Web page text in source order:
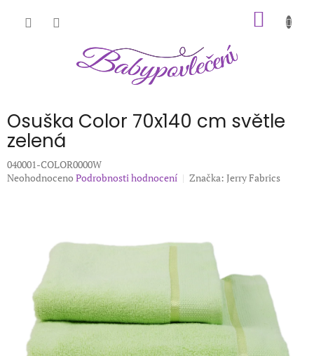
Osuška Color 70x140 cm světle
zelená
040001-COLOR0000W
Průměrné
hvězdiček.
Neohodnoceno Podrobnosti hodnocení Značka: Jerry Fabrics